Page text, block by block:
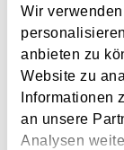
Wir
anbieten zu
Website zu
Informationen
an unsere
Analysen
Mai 2019
Die
außergewöhnliche Belastung
Außergewöhnlichkeit , Zwangsläufigkeit und der
Überdies darf die...